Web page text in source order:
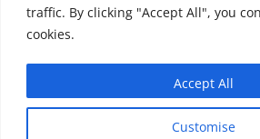
traffic. By clicking "Accept All", you
cookies.
Customise
Accept All
Copyright © 2025 Biopianeta.it
Questo blog non è una testata
viene aggiornato senza alcuna
pertanto considerarsi un